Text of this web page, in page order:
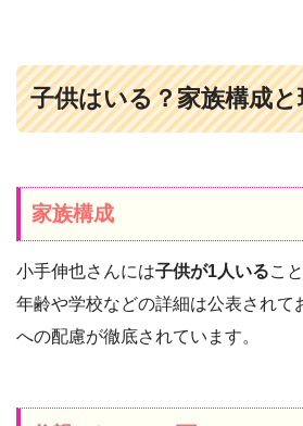
子供はいる？家族構成
家族構成
小手伸也さんには子供が1人いるこ
年齢や学校などの詳細は公表されて
への配慮が徹底されています。